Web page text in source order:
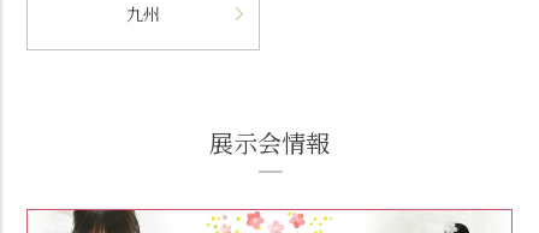
九州
展示会情報